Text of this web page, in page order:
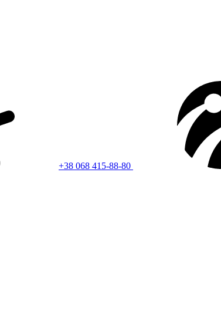
+38 068 415-88-80